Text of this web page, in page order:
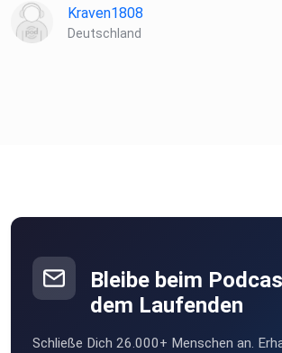
Kraven1808
Deutschland
Bleibe beim
dem Laufenden
Schließe Dich 26.000+ Menschen an.